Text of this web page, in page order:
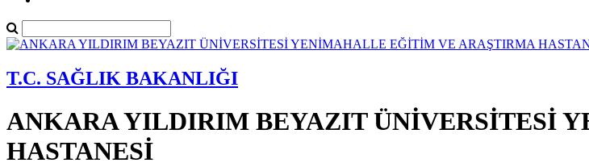
T.C. SAĞLIK BAKANLIĞI
ANKARA YILDIRIM BEYAZIT ÜNİVERSİTESİ
HASTANESİ